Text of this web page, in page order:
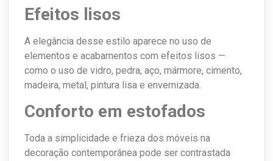
Efeitos lisos
A elegância desse estilo aparece no uso de
elementos e acabamentos com efeitos lisos —
como o uso de vidro, pedra, aço, mármore, cimento,
madeira, metal, pintura lisa e envernizada.
Conforto em estofados
Toda a simplicidade e frieza dos móveis na
decoração contemporânea pode ser contrastada